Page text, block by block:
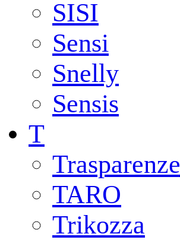
SISI
Sensi
Snelly
Sensis
T
Trasparenze
TARO
Trikozza